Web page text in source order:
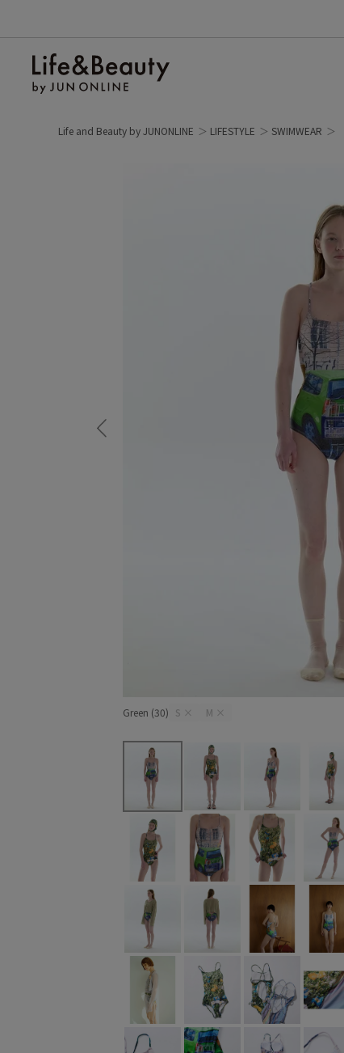
Life and Beauty by JUNONLINE LIFESTYLE SWIMWEAR
Green (30) S × M ×